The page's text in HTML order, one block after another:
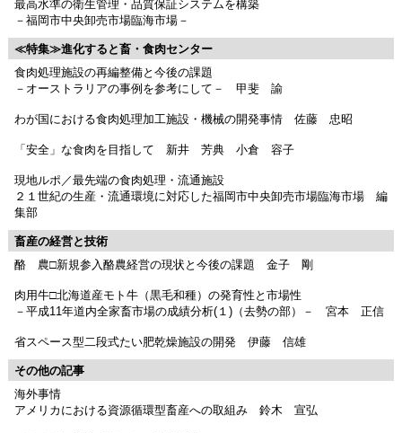
最高水準の衛生管理・品質保証システムを構築
－福岡市中央卸売市場臨海市場－
≪特集≫進化すると畜・食肉センター
食肉処理施設の再編整備と今後の課題
－オーストラリアの事例を参考にして－ 甲斐 諭
わが国における食肉処理加工施設・機械の開発事情 佐藤 忠昭
「安全」な食肉を目指して 新井 芳典 小倉 容子
現地ルポ／最先端の食肉処理・流通施設
２１世紀の生産・流通環境に対応した福岡市中央卸売市場臨海市場 編
集部
畜産の経営と技術
酪 農□新規参入酪農経営の現状と今後の課題 金子 剛
肉用牛□北海道産モト牛（黒毛和種）の発育性と市場性
－平成11年道内全家畜市場の成績分析(１)（去勢の部）－ 宮本 正信
省スペース型二段式たい肥乾燥施設の開発 伊藤 信雄
その他の記事
海外事情
アメリカにおける資源循環型畜産への取組み 鈴木 宣弘